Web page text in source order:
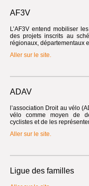
AF3V
L’AF3V entend mobiliser
des projets inscrits au
régionaux, départementaux
Aller sur le site.
ADAV
l’association Droit au vélo
vélo comme moyen de
cyclistes et de les
Aller sur le site.
Ligue des familles